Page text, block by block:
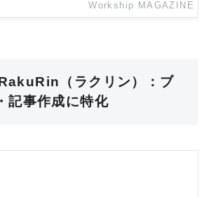
Workship MAGAZINE
（ラクリン）
：ブ
記事作成に特化